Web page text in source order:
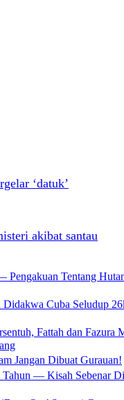
‘datuk’
akibat santau